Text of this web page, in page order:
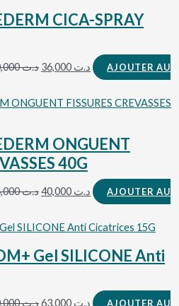
CICA-SPRAY
د.ت40,000 د.ت
AJOUTER AU
ONGUENT
40G
د.ت44,000 د.ت
AJOUTER AU
Gel SILICONE Anti
د.ت70,000 د.ت
AJOUTER AU